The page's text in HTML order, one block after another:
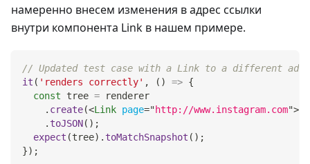
намеренно внесем изменения в адрес ссылки
внутри компонента Link в нашем примере.
// Updated test case with a Link to a different
it ( 'renders correctly' , ( ) => {
const tree = renderer
. create(<Link page="http://www.instagram.com">
. toJSON( ) ;
expect (tree) . toMatchSnapshot ( ) ;
}) ;